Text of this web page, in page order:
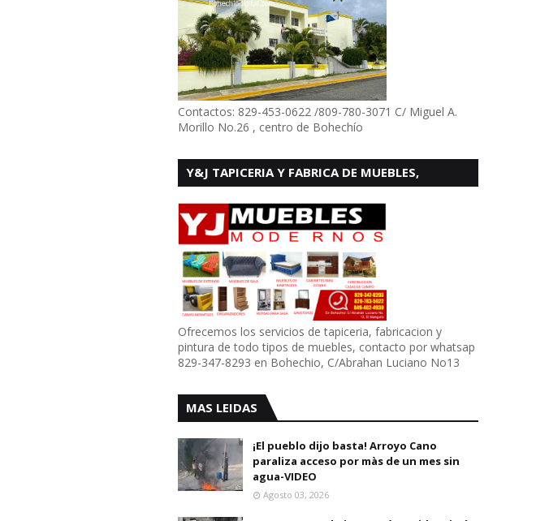
Contactos: 829-453-0622 /809-780-3071 C/ Miguel A.
Morillo No.26 , centro de Bohechío
Y&J TAPICERIA Y FABRICA DE MUEBLES,
Ofrecemos los servicios de tapiceria, fabricacion y
pintura de todo tipos de muebles, contacto por whatsap
829-347-8293 en Bohechio, C/Abrahan Luciano No13
MAS LEIDAS
¡El pueblo dijo basta! Arroyo Cano
paraliza acceso por màs de un mes sin
agua-VIDEO
Agosto 03, 2026